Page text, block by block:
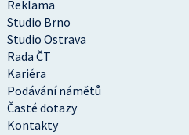
Reklama
Studio Brno
Studio Ostrava
Rada ČT
Kariéra
Podávání námětů
Časté dotazy
Kontakty